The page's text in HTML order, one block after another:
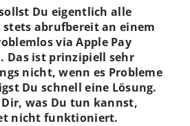
Du eigentlich alle
abrufbereit an einem
via Apple Pay
Das ist prinzipiell sehr
nicht, wenn es Probleme
Du schnell eine Lösung.
was Du tun kannst,
nicht funktioniert.